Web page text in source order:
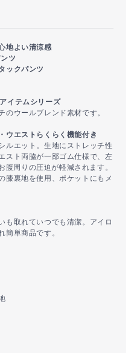
地よい清涼感
ツ
ックパンツ
イテムシリーズ
のウールブレンド素材です。
ウエストらくらく機能付き
ルエット。生地にストレッチ性
スト両脇が一部ゴム仕様で、左
周りの圧迫が軽減されます。
膝裏地を使用、ポケットにもメ
も取れていつでも清潔。アイロ
簡単商品です。